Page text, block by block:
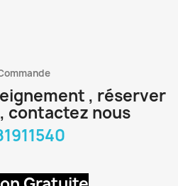
, réserver
contactez nous